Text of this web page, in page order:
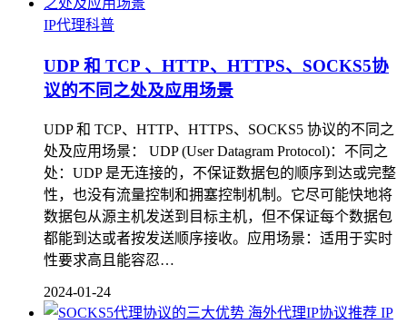
IP代理科普
UDP 和 TCP 、HTTP、HTTPS、SOCKS5协
议的不同之处及应用场景
UDP 和 TCP、HTTP、HTTPS、SOCKS5 协议的不同之
处及应用场景： UDP (User Datagram Protocol)：不同之
处：UDP 是无连接的，不保证数据包的顺序到达或完整
性，也没有流量控制和拥塞控制机制。它尽可能快地将
数据包从源主机发送到目标主机，但不保证每个数据包
都能到达或者按发送顺序接收。应用场景：适用于实时
性要求高且能容忍…
2024-01-24
IP